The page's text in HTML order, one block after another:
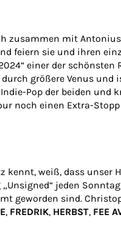
zusammen mit
feiern sie und ihren
einer der schönsten
größere Venus
Pop der beiden und
noch einen Extra-
kennt, weiß, dass unser
jeden
geworden sind.
, FREDRIK, HERBST, FEE